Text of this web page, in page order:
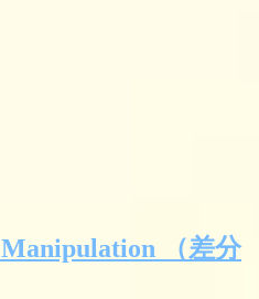
（差分